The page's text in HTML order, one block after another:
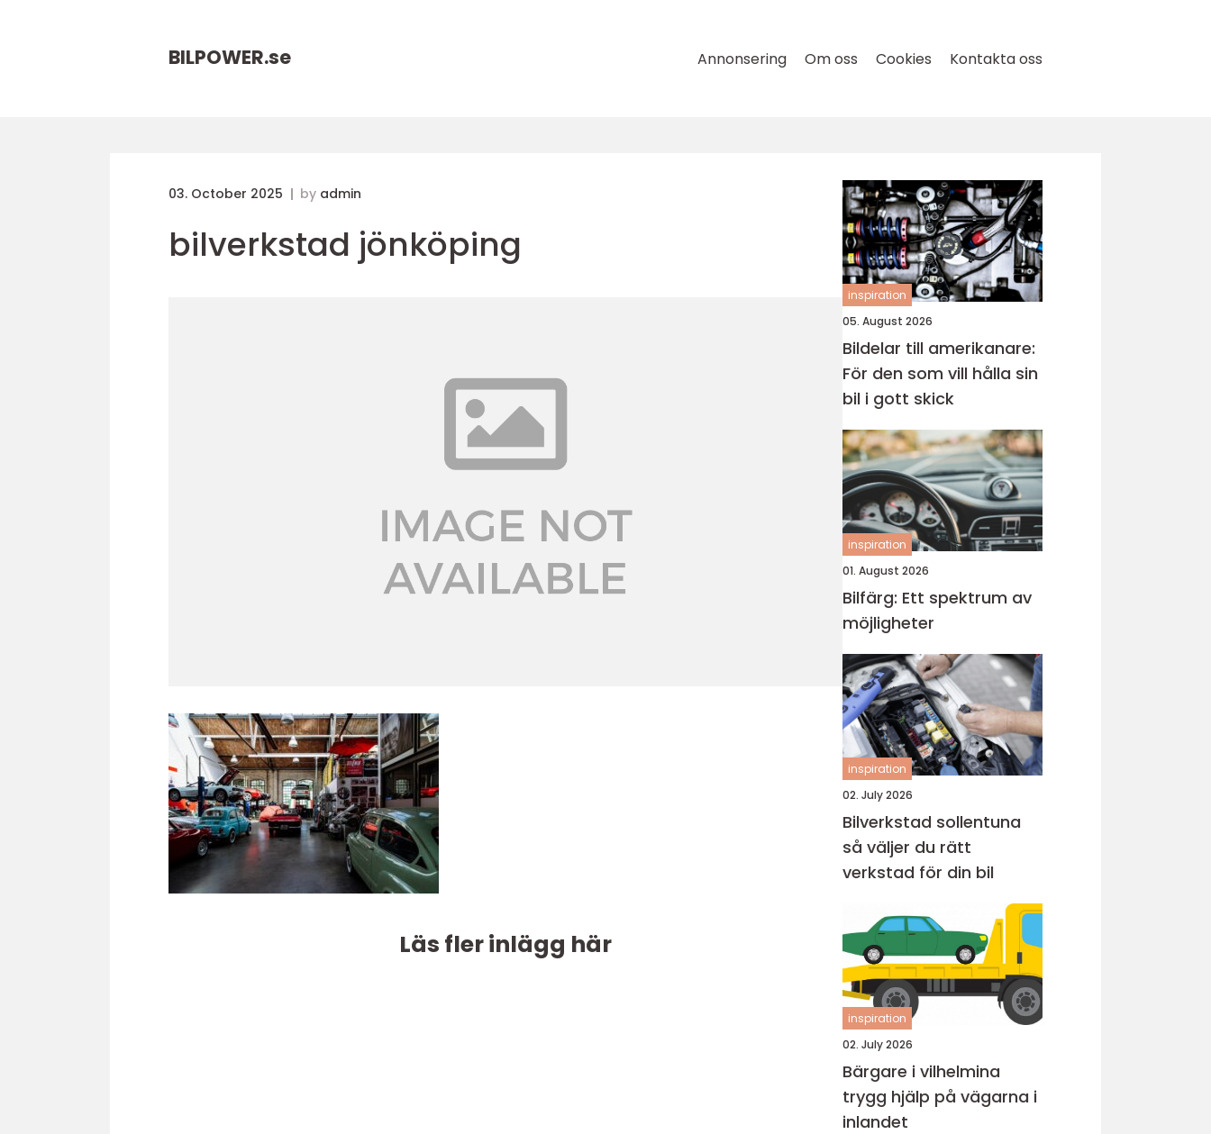
BILPOWER.se Annonsering Om oss Cookies Kontakta oss
03. October 2025 by admin
bilverkstad jönköping
Läs fler inlägg här
inspiration
05. August 2026
Bildelar till amerikanare:
För den som vill hålla sin
bil i gott skick
inspiration
01. August 2026
Bilfärg: Ett spektrum av
möjligheter
inspiration
02. July 2026
Bilverkstad sollentuna
så väljer du rätt
verkstad för din bil
inspiration
02. July 2026
Bärgare i vilhelmina
trygg hjälp på vägarna i
inlandet